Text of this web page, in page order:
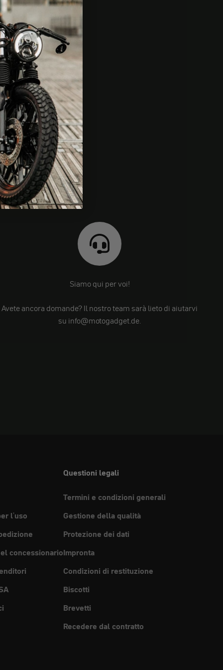
Siamo qui per voi!
Avete ancora domande? Il nostro team sarà lieto di aiutarvi
su info@motogadget.de.
l'uso
concessionario
Questioni legali
Termini e condizioni generali
Gestione della qualità
Protezione dei dati
Impronta
Condizioni di restituzione
Biscotti
Brevetti
Recedere dal contratto